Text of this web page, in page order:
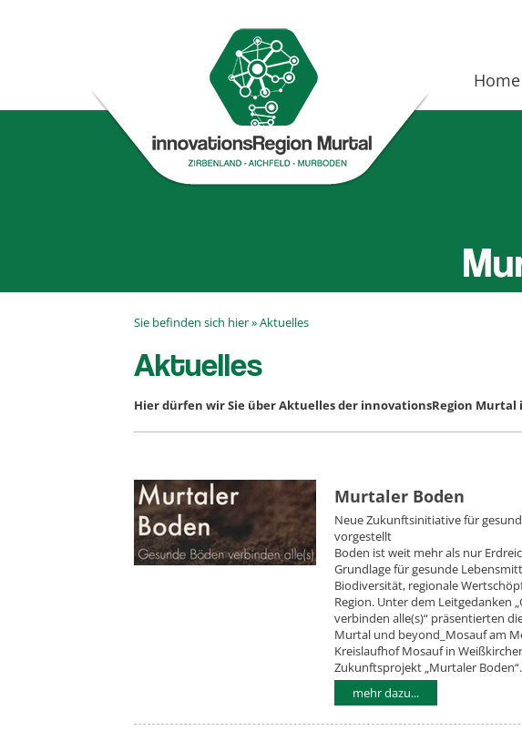
Home
Sie befinden sich hier »Aktuelles
Aktuelles
Hier dürfen wir Sie über Aktuelles der innovationsRegion
Murtaler Boden
Neue Zukunftsinitiative für
vorgestellt
Boden ist weit mehr als nur
Grundlage für gesunde
Biodiversität, regionale
Region. Unter dem Leitgedanken
verbinden alle(s)“ präsentierten
Murtal und beyond_Mosauf am
Kreislaufhof Mosauf in
Zukunftsprojekt „Murtaler Boden“.
mehr dazu...